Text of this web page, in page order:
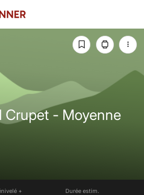
Crupet - Moyenne
+ Durée estim.